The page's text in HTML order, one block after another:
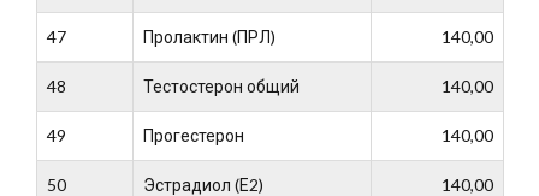
47 Пролактин (ПРЛ) 140,00
48 Тестостерон общий 140,00
49 Прогестерон 140,00
50 Эстрадиол (Е2) 140,00